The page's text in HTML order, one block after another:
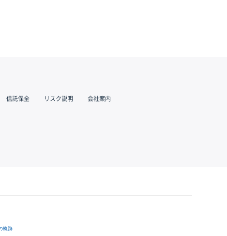
信託保全 リスク説明 会社案内
軌跡